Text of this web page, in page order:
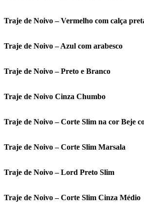
Traje de Noivo – Vermelho com calça
Traje de Noivo – Azul com arabesco
Traje de Noivo – Preto e Branco
Traje de Noivo Cinza Chumbo
Traje de Noivo – Corte Slim na cor Beje
Traje de Noivo – Corte Slim Marsala
Traje de Noivo – Lord Preto Slim
Traje de Noivo – Corte Slim Cinza Médio